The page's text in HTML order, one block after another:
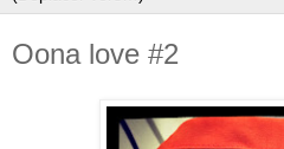
Oona love #2